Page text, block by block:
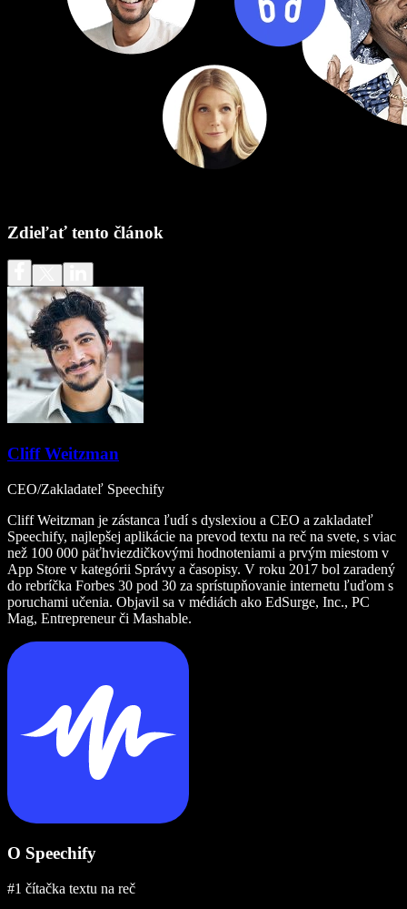
Zdieľať tento článok
Cliff Weitzman
CEO/Zakladateľ Speechify
Cliff Weitzman je zástanca ľudí s dyslexiou a CEO a zakladateľ
Speechify, najlepšej aplikácie na prevod textu na reč na svete, s viac
než 100 000 päťhviezdičkovými hodnoteniami a prvým miestom v
App Store v kategórii Správy a časopisy. V roku 2017 bol zaradený
do rebríčka Forbes 30 pod 30 za sprístupňovanie internetu ľuďom s
poruchami učenia. Objavil sa v médiách ako EdSurge, Inc., PC
Mag, Entrepreneur či Mashable.
O Speechify
#1 čítačka textu na reč